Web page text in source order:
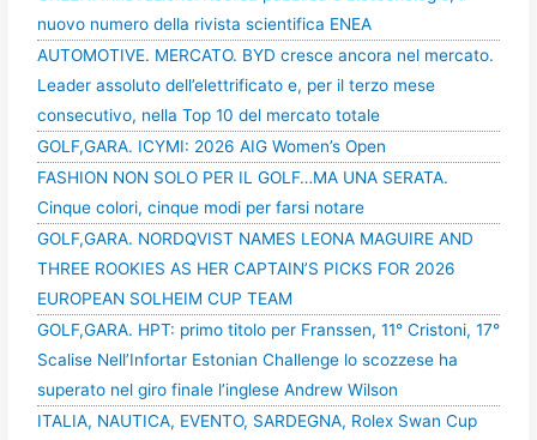
nuovo numero della rivista scientifica ENEA
AUTOMOTIVE. MERCATO. BYD cresce ancora nel mercato.
Leader assoluto dell’elettrificato e, per il terzo mese
consecutivo, nella Top 10 del mercato totale
GOLF,GARA. ICYMI: 2026 AIG Women’s Open
FASHION NON SOLO PER IL GOLF…MA UNA SERATA.
Cinque colori, cinque modi per farsi notare
GOLF,GARA. NORDQVIST NAMES LEONA MAGUIRE AND
THREE ROOKIES AS HER CAPTAIN’S PICKS FOR 2026
EUROPEAN SOLHEIM CUP TEAM
GOLF,GARA. HPT: primo titolo per Franssen, 11° Cristoni, 17°
Scalise Nell’Infortar Estonian Challenge lo scozzese ha
superato nel giro finale l’inglese Andrew Wilson
ITALIA, NAUTICA, EVENTO, SARDEGNA, Rolex Swan Cup